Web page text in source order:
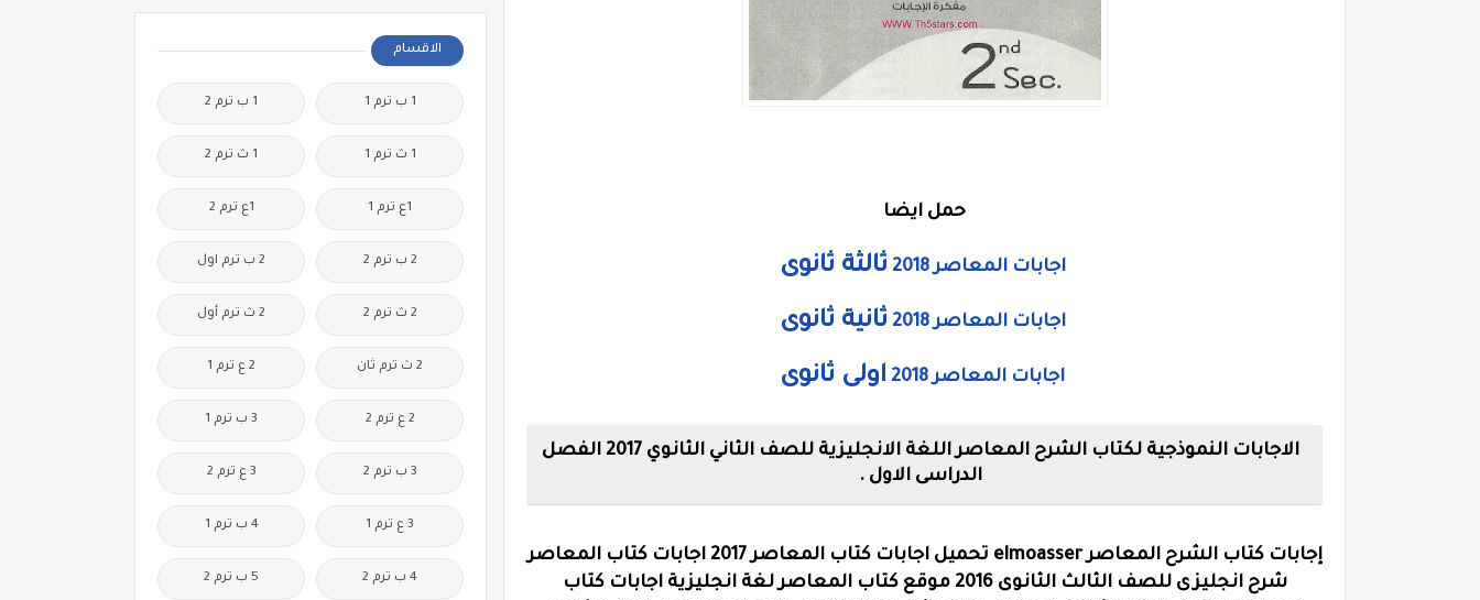
حمل ايضا
اجابات المعاصر 2018 ثالثة ثانوى
اجابات المعاصر 2018 ثانية ثانوى
اجابات المعاصر 2018 اولى ثانوى
الاجابات النموذجية لكتاب الشرح المعاصر اللغة الانجليزية للصف الثاني الثانوي 2017 الفصل
الدراسى الاول .
إجابات كتاب الشرح المعاصر elmoasser تحميل اجابات كتاب المعاصر 2017 اجابات كتاب المعاصر
شرح انجليزى للصف الثالث الثانوى 2016 موقع كتاب المعاصر لغة انجليزية اجابات كتاب
الاقسام
1 ب ترم 1 1 ب ترم 2
1 ث ترم 1 1 ث ترم 2
1ع ترم 1 1ع ترم 2
2 ب ترم 2 2 ب ترم اول
2 ث ترم 2 2 ث ترم أول
2 ث ترم ثان 2 ع ترم 1
2 ع ترم 2 3 ب ترم 1
3 ب ترم 2 3 ع ترم 2
3 ع ترم 1 4 ب ترم 1
4 ب ترم 2 5 ب ترم 2